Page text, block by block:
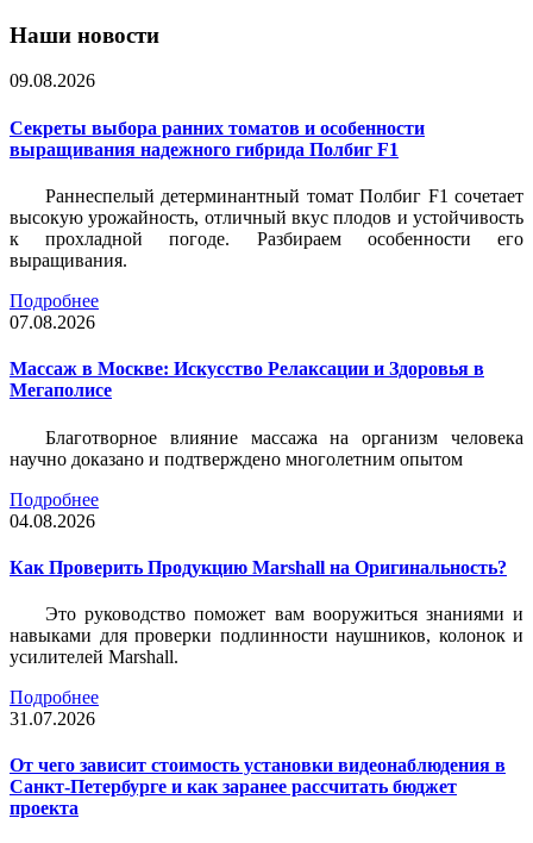
Наши новости
09.08.2026
Секреты выбора ранних томатов и особенности
выращивания надежного гибрида Полбиг F1
Раннеспелый детерминантный томат Полбиг F1 сочетает
высокую урожайность, отличный вкус плодов и устойчивость
к прохладной погоде. Разбираем особенности его
выращивания.
Подробнее
07.08.2026
Массаж в Москве: Искусство Релаксации и Здоровья в
Мегаполисе
Благотворное влияние массажа на организм человека
научно доказано и подтверждено многолетним опытом
Подробнее
04.08.2026
Как Проверить Продукцию Marshall на Оригинальность?
Это руководство поможет вам вооружиться знаниями и
навыками для проверки подлинности наушников, колонок и
усилителей Marshall.
Подробнее
31.07.2026
От чего зависит стоимость установки видеонаблюдения в
Санкт-Петербурге и как заранее рассчитать бюджет
проекта